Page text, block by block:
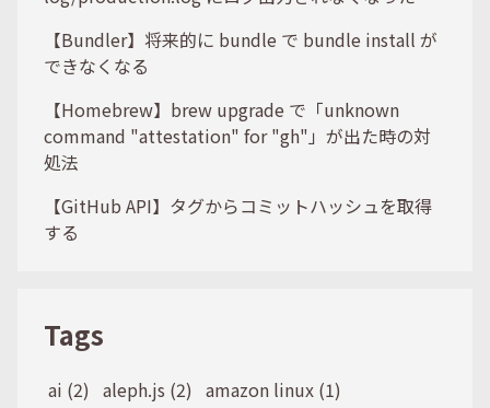
【Bundler】将来的に bundle で bundle install が
できなくなる
【Homebrew】brew upgrade で「unknown
command "attestation" for "gh"」が出た時の対
処法
【GitHub API】タグからコミットハッシュを取得
する
Tags
ai (2) aleph.js (2) amazon linux (1)